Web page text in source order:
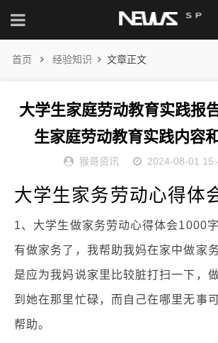
首页 经验知识 文章正文
大学生家庭劳动教育实践报
生家庭劳动教育实践内容
猴哥资讯 2024-08-01
大学生家务劳动心得体
1、大学生做家务劳动心得体会1000
有做家务了，我帮助我妈在家中做家
是应为我妈说家里比较脏打扫一下，
到她在那里忙碌，而自己在哪里无事
帮助。